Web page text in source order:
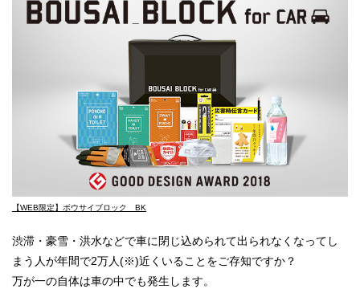
【WEB限定】ボウサイブロック BK
渋滞・豪雪・洪水などで車に閉じ込められて出られなくなってし
まう人が年間で2万人(※)近くいることをご存知ですか？
万が一の自体は車の中でも発生します。